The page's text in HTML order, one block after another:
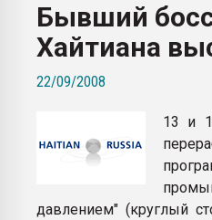
Armaloy PC/ABS-1IM черный цвет
26.07.2022 "Сибирский титан" стал
намного дороже
ПЕРЕЙТИ НА ФОРУМ
Бывший
Хайтиана
22/09/2008
13 и
давлением" (круглый